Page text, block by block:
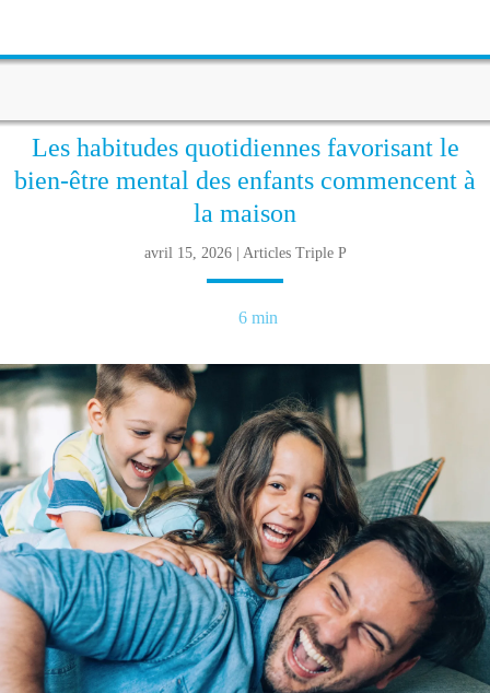
Les habitudes quotidiennes favorisant le
bien-être mental des enfants commencent à
la maison
avril 15, 2026 | Articles Triple P
6 min